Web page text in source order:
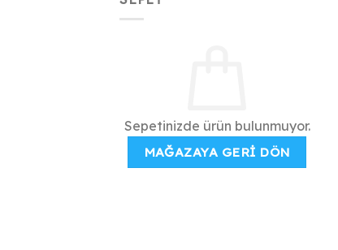
Sepetinizde ürün bulunmuyor.
MAĞAZAYA GERI DÖN